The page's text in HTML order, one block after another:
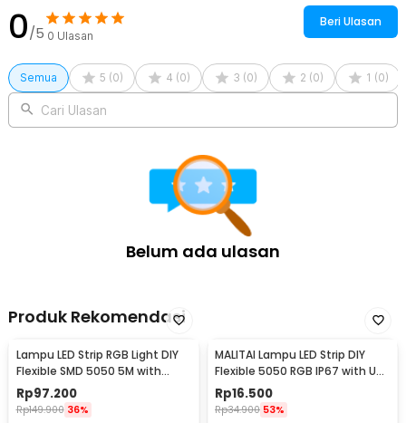
0/5 0 Ulasan
Beri Ulasan
Semua 5 (0) 4 (0) 3 (0) 2 (0) 1 (0)
Cari Ulasan
Belum ada ulasan
Produk Rekomendasi
Lampu LED Strip RGB Light DIY
Flexible SMD 5050 5M with
Remote
Rp97.200
Rp149.900 36%
MALITAI Lampu LED Strip DIY
Flexible 5050 RGB IP67 with USB
Controller 1M - SMD2835
Rp16.500
Rp34.900 53%